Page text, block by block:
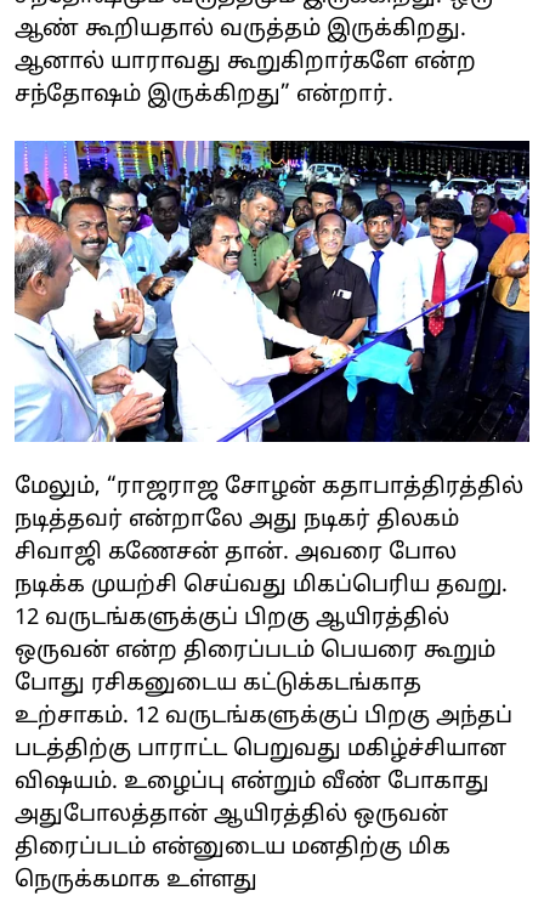
ஆண் கூறியதால் வருத்தம் இருக்கிறது.
ஆனால் யாராவது கூறுகிறார்களே என்ற
சந்தோஷம் இருக்கிறது” என்றார்.
மேலும், “ராஜராஜ சோழன் கதாபாத்திரத்தில்
நடித்தவர் என்றாலே அது நடிகர் திலகம்
சிவாஜி கணேசன் தான். அவரை போல
நடிக்க முயற்சி செய்வது மிகப்பெரிய தவறு.
12 வருடங்களுக்குப் பிறகு ஆயிரத்தில்
ஒருவன் என்ற திரைப்படம் பெயரை கூறும்
போது ரசிகனுடைய கட்டுக்கடங்காத
உற்சாகம். 12 வருடங்களுக்குப் பிறகு அந்தப்
படத்திற்கு பாராட்ட பெறுவது மகிழ்ச்சியான
விஷயம். உழைப்பு என்றும் வீண் போகாது
அதுபோலத்தான் ஆயிரத்தில் ஒருவன்
திரைப்படம் என்னுடைய மனதிற்கு மிக
நெருக்கமாக உள்ளது